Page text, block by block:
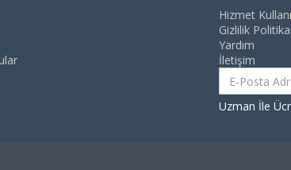
Hizmet
Gizlilik
Yardım
İletişim
Uzman İle